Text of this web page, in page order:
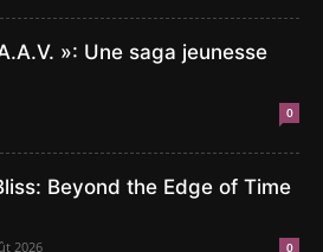
»: Une saga jeunesse
0
Beyond the Edge of Time
2026 0